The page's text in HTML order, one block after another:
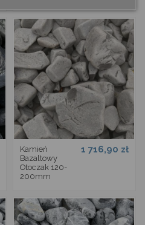
Kamień
Bazaltowy
Otoczak 120-
200mm
1 716,90 zł